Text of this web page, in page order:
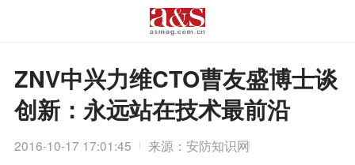
ZNV中兴力维CTO曹友盛博士谈
创新：永远站在技术最前沿
2016-10-17 17:01:45 来源：安防知识网